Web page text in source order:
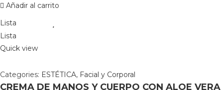
Añadir al carrito
Lista
Lista
Quick view
Categories: ESTÉTICA, Facial y Corporal
CREMA DE MANOS Y CUERPO CON ALOE VERA